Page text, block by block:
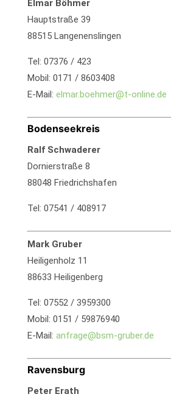
Elmar Böhmer
Hauptstraße 39
88515 Langenenslingen
Tel: 07376 / 423
Mobil: 0171 / 8603408
E-Mail: elmar.boehmer@t-online.de
Bodenseekreis
Ralf Schwaderer
Dornierstraße 8
88048 Friedrichshafen
Tel: 07541 / 408917
Mark Gruber
Heiligenholz 11
88633 Heiligenberg
Tel: 07552 / 3959300
Mobil: 0151 / 59876940
E-Mail: anfrage@bsm-gruber.de
Ravensburg
Peter Erath